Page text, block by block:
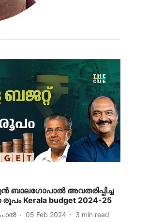
ബാലഗോപാല്‍ അവതരിപ്പിച്ച
Kerala budget 2024-25
05 Feb 2024 3 min read